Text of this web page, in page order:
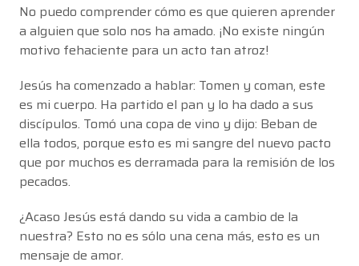
No puedo comprender cómo es que quieren aprender
a alguien que solo nos ha amado. ¡No existe ningún
motivo fehaciente para un acto tan atroz!
Jesús ha comenzado a hablar: Tomen y coman, este
es mi cuerpo. Ha partido el pan y lo ha dado a sus
discípulos. Tomó una copa de vino y dijo: Beban de
ella todos, porque esto es mi sangre del nuevo pacto
que por muchos es derramada para la remisión de los
pecados.
¿Acaso Jesús está dando su vida a cambio de la
nuestra? Esto no es sólo una cena más, esto es un
mensaje de amor.